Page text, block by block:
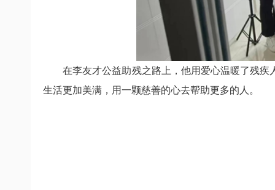
在李友才公益助残之路上，他用爱心温暖了残
生活更加美满，用一颗慈善的心去帮助更多的人。